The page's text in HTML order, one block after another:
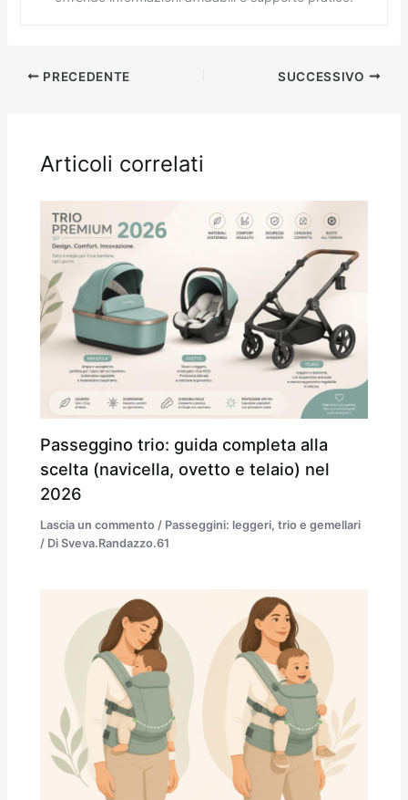
PRECEDENTE SUCCESSIVO
Articoli correlati
Passeggino trio: guida completa alla
scelta (navicella, ovetto e telaio) nel
2026
Lascia un commento / Passeggini: leggeri, trio e gemellari
/ DiSveva.Randazzo.61